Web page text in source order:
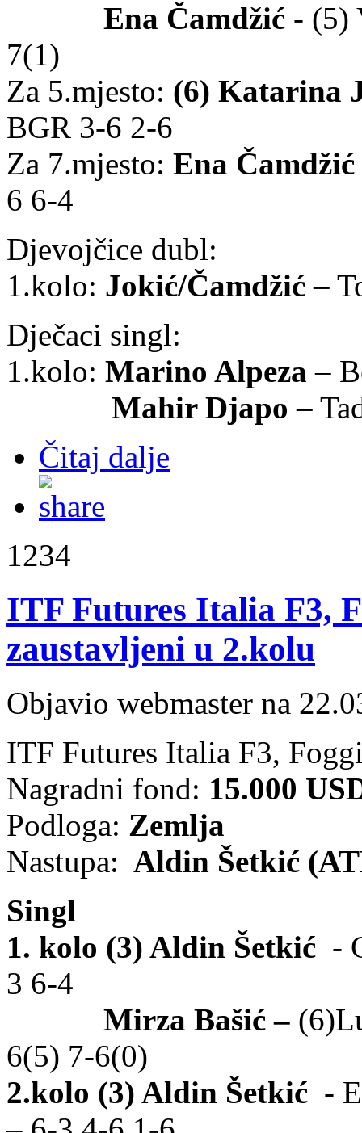
Ena Čamdžić - (5)
7(1)
Za 5.mjesto: (6) Katarina
BGR 3-6 2-6
Za 7.mjesto: Ena Čamdžić
6 6-4
Djevojčice dubl:
1.kolo: Jokić/Čamdžić –
Dječaci singl:
1.kolo: Marino Alpeza –
Mahir Djapo –
Čitaj dalje
1234
ITF Futures Italia F3,
zaustavljeni u 2.kolu
Objavio webmaster na
ITF Futures Italia F3,
Nagradni fond: 15.000
Podloga: Zemlja
Nastupa: Aldin Šetkić
Singl
1. kolo (3) Aldin Šetkić -
3 6-4
Mirza Bašić –
6(5) 7-6(0)
2.kolo (3) Aldin Šetkić -